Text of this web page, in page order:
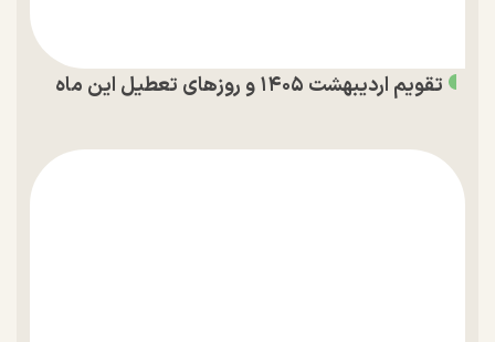
تقویم اردیبهشت ۱۴۰۵ و روز‌های تعطیل این ماه